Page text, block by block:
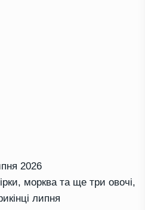
2026
морква та ще три овочі,
липня